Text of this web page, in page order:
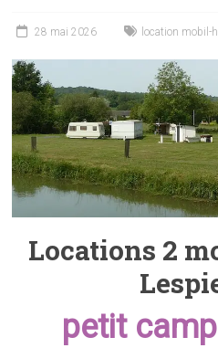
28 mai 2026 location mobil-
Locations 2
petit